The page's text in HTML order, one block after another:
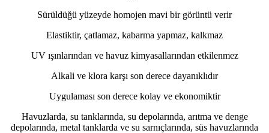
Sürüldüğü yüzeyde homojen mavi bir görüntü verir
Elastiktir, çatlamaz, kabarma yapmaz, kalkmaz
UV ışınlarından ve havuz kimyasallarından etkilenmez
Alkali ve klora karşı son derece dayanıklıdır
Uygulaması son derece kolay ve ekonomiktir
Havuzlarda, su tanklarında, su depolarında, arıtma ve denge
depolarında, metal tanklarda ve su sarnıçlarında, süs havuzlarında